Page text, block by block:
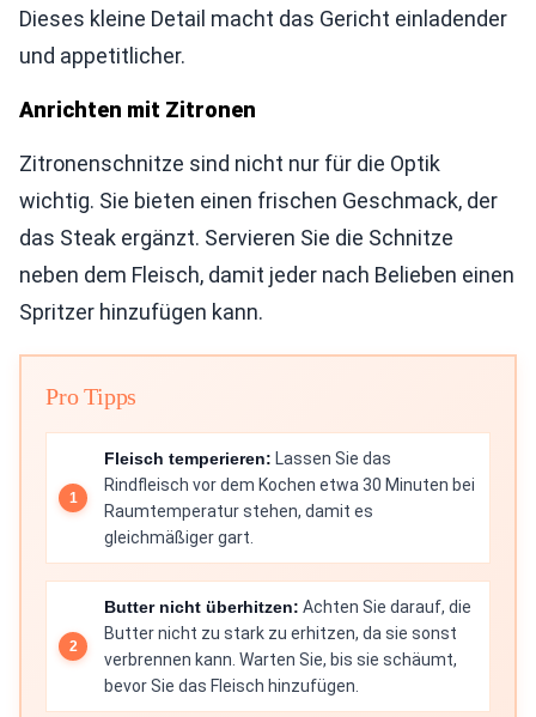
Dieses kleine Detail macht das Gericht einladender
und appetitlicher.
Anrichten mit Zitronen
Zitronenschnitze sind nicht nur für die Optik
wichtig. Sie bieten einen frischen Geschmack, der
das Steak ergänzt. Servieren Sie die Schnitze
neben dem Fleisch, damit jeder nach Belieben einen
Spritzer hinzufügen kann.
Pro Tipps
Fleisch temperieren: Lassen Sie das
Rindfleisch vor dem Kochen etwa 30 Minuten bei
Raumtemperatur stehen, damit es
gleichmäßiger gart.
Butter nicht überhitzen: Achten Sie darauf, die
Butter nicht zu stark zu erhitzen, da sie sonst
verbrennen kann. Warten Sie, bis sie schäumt,
bevor Sie das Fleisch hinzufügen.